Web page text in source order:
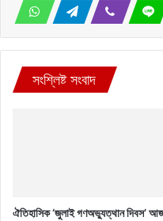
সংশ্লিষ্ট সংবাদ
ঐতিহাসিক ‘জুলাই গণঅভ্যুত্থান দিবস’